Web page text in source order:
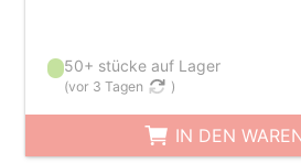
50+ stücke auf Lager
(vor 3 Tagen )
IN DEN